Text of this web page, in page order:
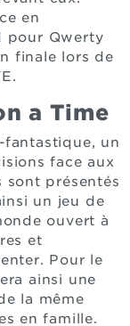
en
pour Qwerty
finale lors de
a Time
fantastique, un
face aux
sont présentés
un jeu de
ouvert à
et
Pour le
ainsi une
la même
en famille.